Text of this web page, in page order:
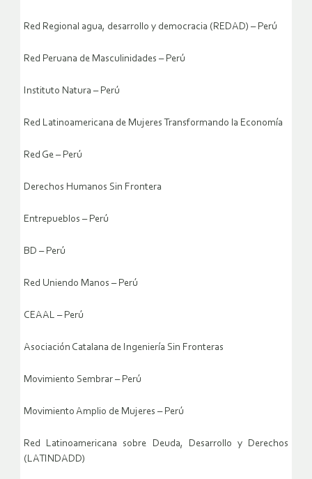
Red Regional agua, desarrollo y democracia (REDAD) – Perú
Red Peruana de Masculinidades – Perú
Instituto Natura – Perú
Red Latinoamericana de Mujeres Transformando la Economía
Red Ge – Perú
Derechos Humanos Sin Frontera
Entrepueblos – Perú
BD – Perú
Red Uniendo Manos – Perú
CEAAL – Perú
Asociación Catalana de Ingeniería Sin Fronteras
Movimiento Sembrar – Perú
Movimiento Amplio de Mujeres – Perú
Red Latinoamericana sobre Deuda, Desarrollo y Derechos
(LATINDADD)